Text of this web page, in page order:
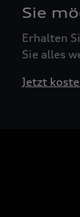
Sie
Erhalten
Sie alles
Jetzt